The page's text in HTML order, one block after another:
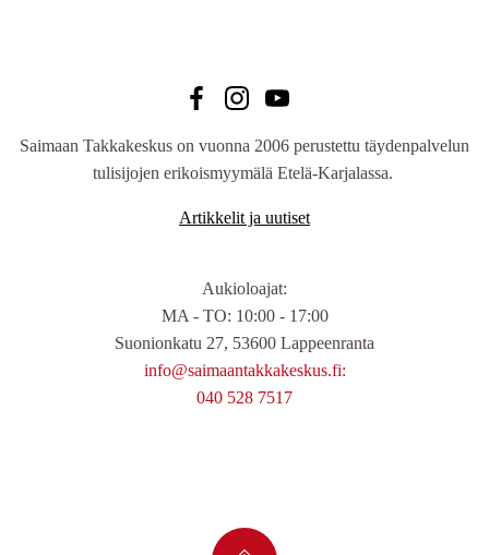
Saimaan Takkakeskus on vuonna 2006 perustettu täydenpalvelun
tulisijojen erikoismyymälä Etelä-Karjalassa.
Artikkelit ja uutiset
Aukioloajat:
MA - TO: 10:00 - 17:00
Suonionkatu 27, 53600 Lappeenranta
info@saimaantakkakeskus.fi:
040 528 7517